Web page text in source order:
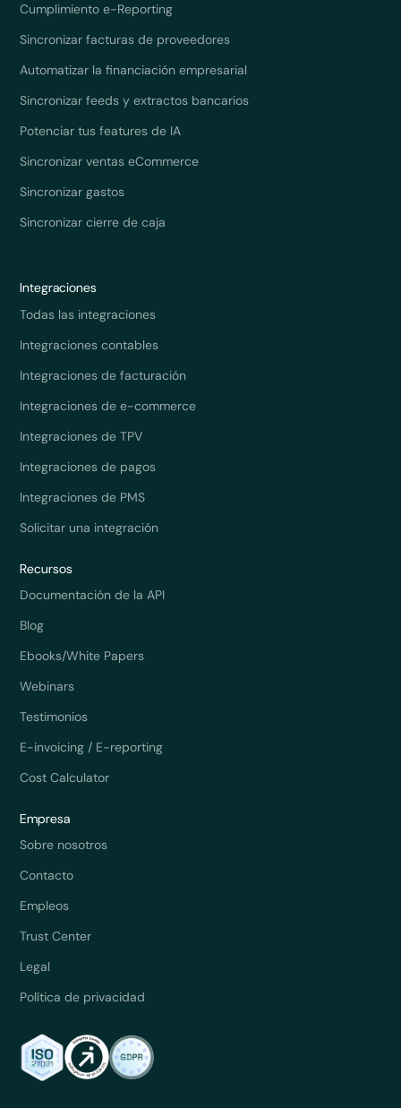
Cumplimiento e-Reporting
Sincronizar facturas de proveedores
Automatizar la financiación empresarial
Sincronizar feeds y extractos bancarios
Potenciar tus features de IA
Sincronizar ventas eCommerce
Sincronizar gastos
Sincronizar cierre de caja
Integraciones
Todas las integraciones
Integraciones contables
Integraciones de facturación
Integraciones de e-commerce
Integraciones de TPV
Integraciones de pagos
Integraciones de PMS
Solicitar una integración
Recursos
Documentación de la API
Blog
Ebooks/White Papers
Webinars
Testimonios
E-invoicing / E-reporting
Cost Calculator
Empresa
Sobre nosotros
Contacto
Empleos
Trust Center
Legal
Política de privacidad